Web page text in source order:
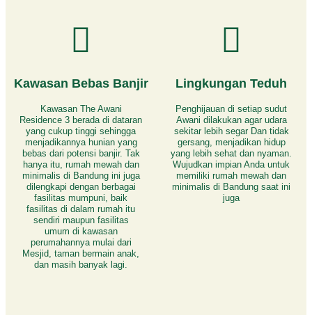
Kawasan Bebas Banjir
Kawasan The Awani
Residence 3 berada di dataran
yang cukup tinggi sehingga
menjadikannya hunian yang
bebas dari potensi banjir. Tak
hanya itu, rumah mewah dan
minimalis di Bandung ini juga
dilengkapi dengan berbagai
fasilitas mumpuni, baik
fasilitas di dalam rumah itu
sendiri maupun fasilitas
umum di kawasan
perumahannya mulai dari
Mesjid, taman bermain anak,
dan masih banyak lagi.
Lingkungan Teduh
Penghijauan di setiap sudut
Awani dilakukan agar udara
sekitar lebih segar Dan tidak
gersang, menjadikan hidup
yang lebih sehat dan nyaman.
Wujudkan impian Anda untuk
memiliki rumah mewah dan
minimalis di Bandung saat ini
juga